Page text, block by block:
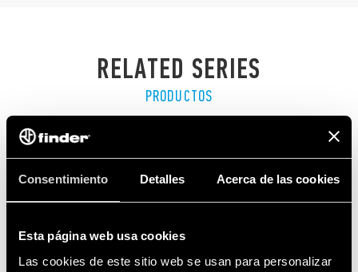
Consentimiento Detalles Acerca de las cookies
Esta página web usa cookies
Las cookies de este sitio web se usan para personalizar
RELATED SERIES
PRODUCTOS